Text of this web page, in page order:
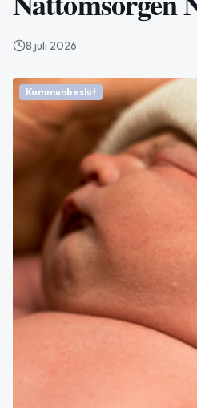
8 juli 2026
Kommunbeslut